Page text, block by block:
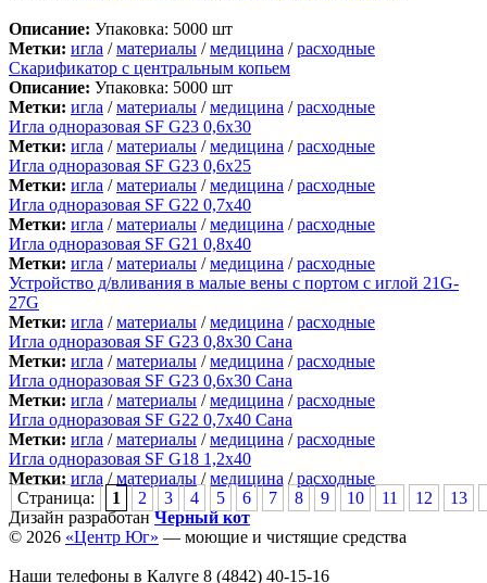
Описание: Упаковка: 5000 шт
Метки: игла /материалы /медицина /расходные
Скарификатор с центральным копьем
Описание: Упаковка: 5000 шт
Метки: игла /материалы /медицина /расходные
Игла одноразовая SF G23 0,6х30
Метки: игла /материалы /медицина /расходные
Игла одноразовая SF G23 0,6х25
Метки: игла /материалы /медицина /расходные
Игла одноразовая SF G22 0,7х40
Метки: игла /материалы /медицина /расходные
Игла одноразовая SF G21 0,8х40
Метки: игла /материалы /медицина /расходные
Устройство д/вливания в малые вены с портом с иглой 21G-
27G
Метки: игла /материалы /медицина /расходные
Игла одноразовая SF G23 0,8х30 Сана
Метки: игла /материалы /медицина /расходные
Игла одноразовая SF G23 0,6х30 Сана
Метки: игла /материалы /медицина /расходные
Игла одноразовая SF G22 0,7х40 Сана
Метки: игла /материалы /медицина /расходные
Игла одноразовая SF G18 1,2х40
Метки: игла /материалы /медицина /расходные
Страница:
1 2 3 4 5 6 7 8 9 10 11 12
13
Дизайн разработанЧерный кот
© 2026 «Центр Юг» — моющие и чистящие средства
Наши телефоны в Калуге 8 (4842) 40-15-16